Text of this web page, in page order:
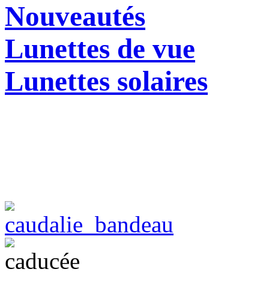
Nouveautés
Lunettes de vue
Lunettes solaires